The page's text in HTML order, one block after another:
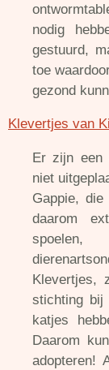
nodig
gestuurd,
toe
gezond
Klevertjes van
Er zijn een
niet
Gappie,
daarom
Klevertjes,
stichting bij
katjes
Daarom
adopteren!